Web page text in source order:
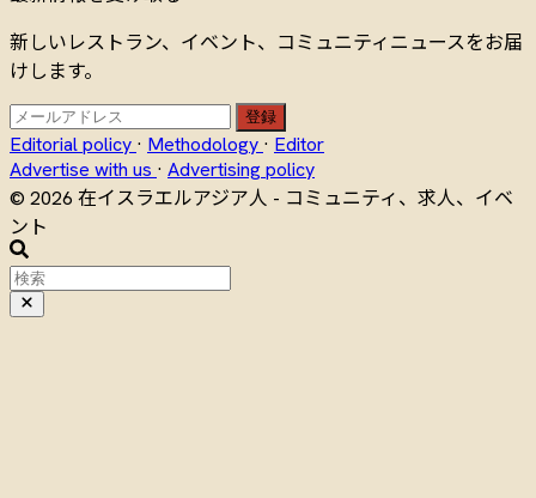
新しいレストラン、イベント、コミュニティニュースをお届
けします。
登録
Editorial policy · Methodology · Editor
Advertise with us · Advertising policy
© 2026 在イスラエルアジア人 - コミュニティ、求人、イベ
ント